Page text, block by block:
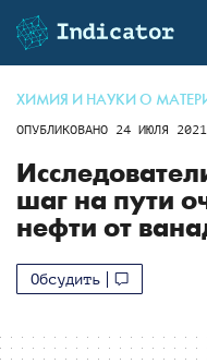
ХИМИЯ И НАУКИ О
ОПУБЛИКОВАНО 24 ИЮЛЯ
шаг на пути
нефти от
Обсудить